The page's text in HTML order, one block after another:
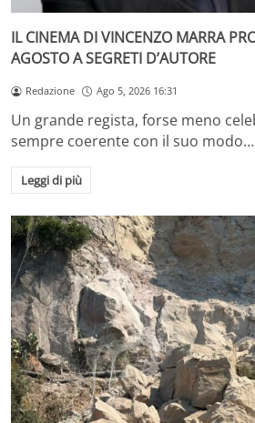
IL CINEMA DI VINCENZO MARRA
AGOSTO A SEGRETI D’AUTORE
Redazione Ago 5, 2026 16:31
Un grande regista, forse meno
sempre coerente con il suo modo…
Leggi di più